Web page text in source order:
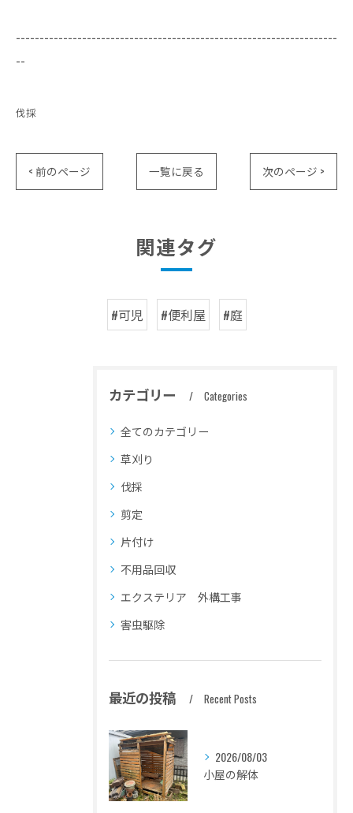
--------------------------------------------------------------------
--
伐採
< 前のページ 一覧に戻る 次のページ >
関連タグ
#可児 #便利屋 #庭
カテゴリー Categories
全てのカテゴリー
草刈り
伐採
剪定
片付け
不用品回収
エクステリア 外構工事
害虫駆除
最近の投稿 Recent Posts
2026/08/03
小屋の解体